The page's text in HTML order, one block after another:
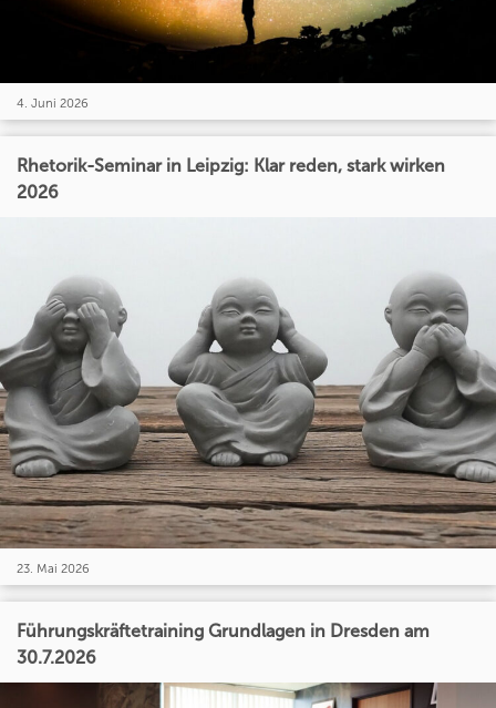
4. Juni 2026
Rhetorik-Seminar in Leipzig: Klar reden, stark wirken
2026
23. Mai 2026
Führungskräftetraining Grundlagen in Dresden am
30.7.2026